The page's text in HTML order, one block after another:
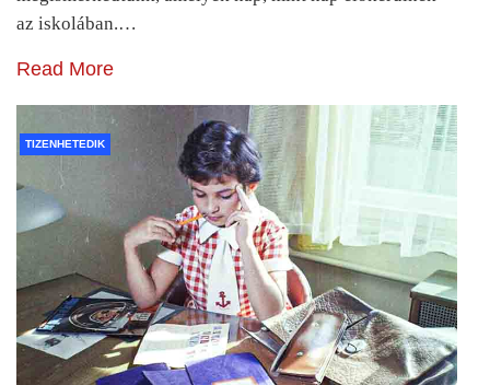
az iskolában.…
Read More
TIZENHETEDIK